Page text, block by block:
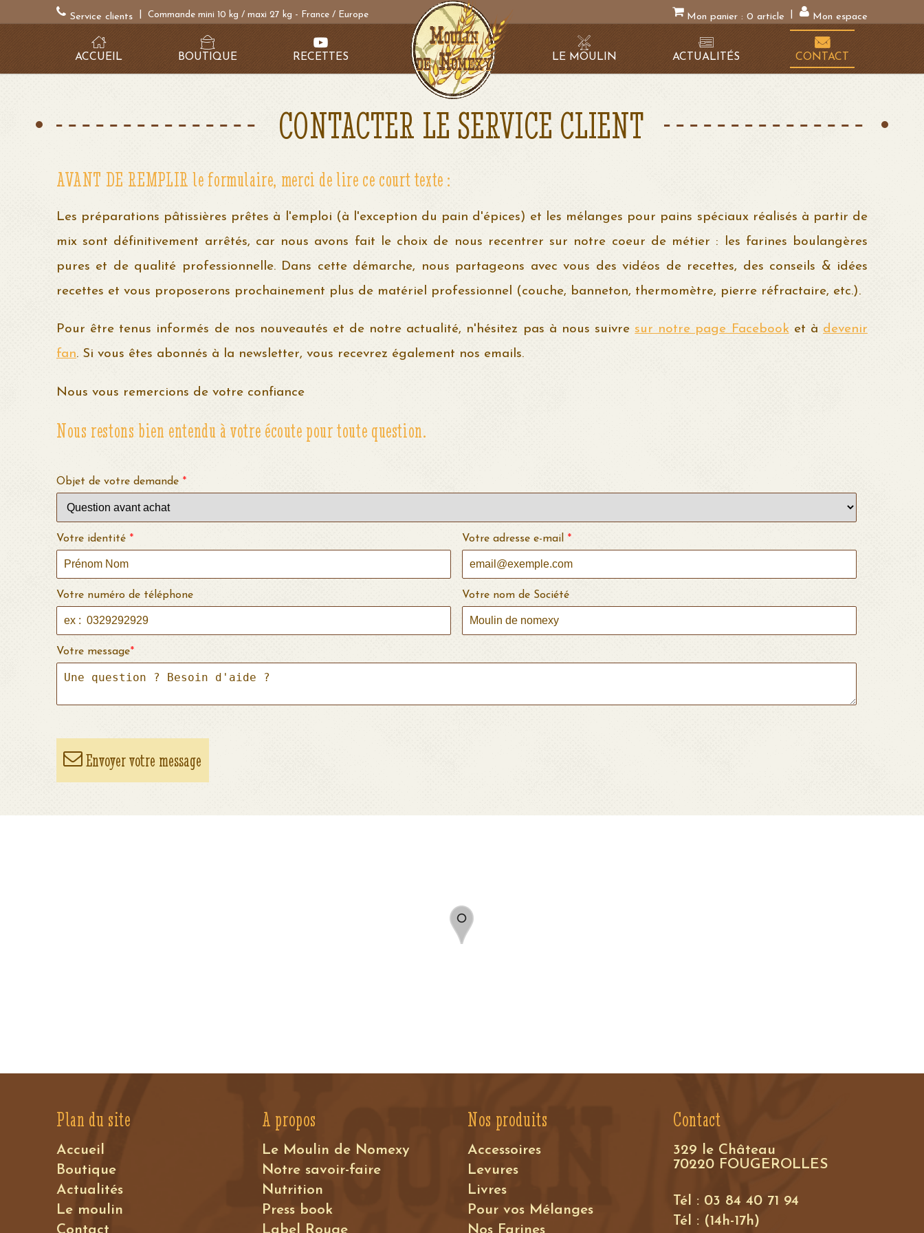
Service clients Commande mini 10 kg / maxi 27 kg - France / Europe Mon panier : 0 article Mon espace
ACCUEIL BOUTIQUE RECETTES LE MOULIN ACTUALITÉS CONTACT
CONTACTER LE SERVICE CLIENT
AVANT DE REMPLIR le formulaire, merci de lire ce court texte :
Les préparations pâtissières prêtes à l'emploi (à l'exception du pain d'épices) et les mélanges pour pains spéciaux réalisés à partir de
mix sont définitivement arrêtés, car nous avons fait le choix de nous recentrer sur notre coeur de métier : les farines boulangères
pures et de qualité professionnelle. Dans cette démarche, nous partageons avec vous des vidéos de recettes, des conseils & idées
recettes et vous proposerons prochainement plus de matériel professionnel (couche, banneton, thermomètre, pierre réfractaire, etc.).
Pour être tenus informés de nos nouveautés et de notre actualité, n'hésitez pas à nous suivre sur notre page Facebook et à devenir
fan. Si vous êtes abonnés à la newsletter, vous recevrez également nos emails.
Nous vous remercions de votre confiance
Nous restons bien entendu à votre écoute pour toute question.
Objet de votre demande *
Votre identité * Votre adresse e-mail *
Votre numéro de téléphone Votre nom de Société
Votre message*
Envoyer votre message
Plan du site
Accueil
Boutique
Actualités
Le moulin
Contact
A propos
Le Moulin de Nomexy
Notre savoir-faire
Nutrition
Press book
Label Rouge
Nos produits
Accessoires
Levures
Livres
Pour vos Mélanges
Nos Farines
Contact
329 le Château
70220 FOUGEROLLES
Tél : 03 84 40 71 94
Tél : (14h-17h)